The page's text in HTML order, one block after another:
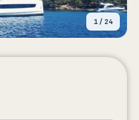
1/ 24